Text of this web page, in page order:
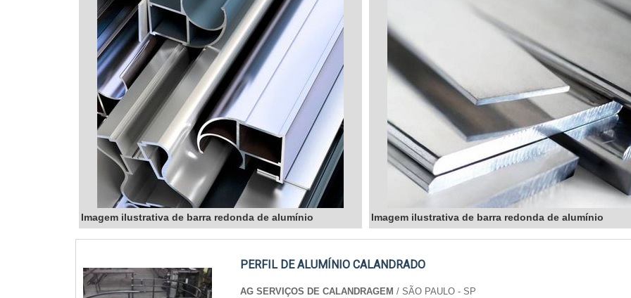
Imagem ilustrativa de barra redonda de alumínio Imagem ilustrativa de barra redonda de alumínio
PERFIL DE ALUMÍNIO CALANDRADO
AG SERVIÇOS DE CALANDRAGEM / SÃO PAULO - SP